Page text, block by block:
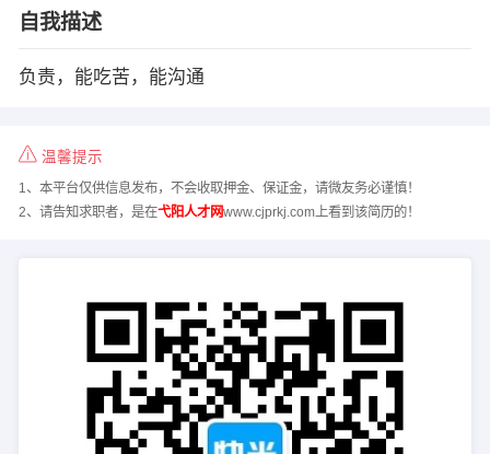
自我描述
负责，能吃苦，能沟通
温馨提示
1、本平台仅供信息发布，不会收取押金、保证金，请微友务必谨慎！
2、请告知求职者，是在弋阳人才网www.cjprkj.com上看到该简历的！